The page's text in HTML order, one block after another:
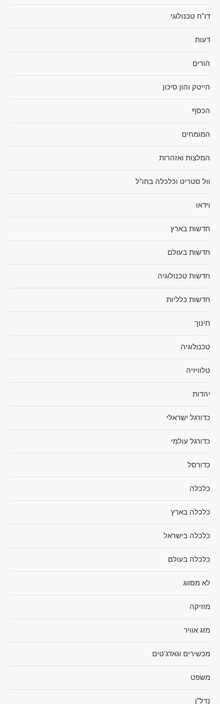
דו"ח טכנולוגי
דעות
הורים
הייטק והון סיכון
הכסף
המומחים
המלצות ואזהרות
וול סטריט וכלכלה בחו"ל
וידאו
חדשות בארץ
חדשות בעולם
חדשות טכנולוגיה
חדשות כלליות
חינוך
טכנולוגיה
טלוויזיה
יהדות
כדורגל ישראלי
כדורגל עולמי
כדורסל
כלכלה
כלכלה בארץ
כלכלה בישראל
כלכלה בעולם
לא מסווג
מוזיקה
מזג אוויר
מכשירים וגאדג'טים
משפט
נדל"ן